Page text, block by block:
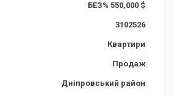
БЕЗ% 550,000 $
3102526
Квартири
Продаж
Дніпровський район